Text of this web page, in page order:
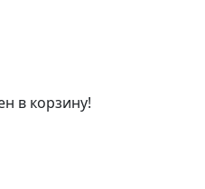
в корзину!